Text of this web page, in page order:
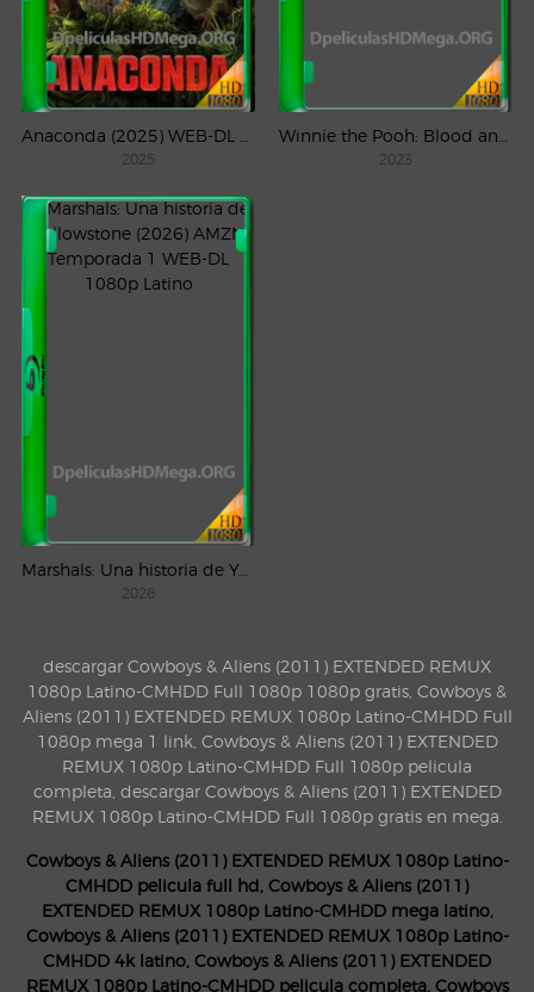
2025 2023
Marshals: Una historia de Yellowstone (2026) AMZN Temporada 1 WEB-DL 1080p Latino
2026
descargar Cowboys & Aliens (2011) EXTENDED REMUX
1080p Latino-CMHDD Full 1080p 1080p gratis, Cowboys &
Aliens (2011) EXTENDED REMUX 1080p Latino-CMHDD Full
1080p mega 1 link, Cowboys & Aliens (2011) EXTENDED
REMUX 1080p Latino-CMHDD Full 1080p pelicula
completa, descargar Cowboys & Aliens (2011) EXTENDED
REMUX 1080p Latino-CMHDD Full 1080p gratis en mega.
Cowboys & Aliens (2011) EXTENDED REMUX 1080p Latino-
CMHDD pelicula full hd, Cowboys & Aliens (2011)
EXTENDED REMUX 1080p Latino-CMHDD mega latino,
Cowboys & Aliens (2011) EXTENDED REMUX 1080p Latino-
CMHDD 4k latino, Cowboys & Aliens (2011) EXTENDED
REMUX 1080p Latino-CMHDD pelicula completa, Cowboys